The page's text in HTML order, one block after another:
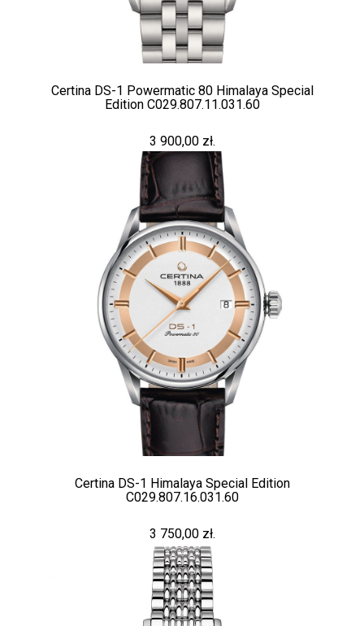
Certina DS-1 Powermatic 80 Himalaya Special
Edition C029.807.11.031.60
3 900,00 zł.
Certina DS-1 Himalaya Special Edition
C029.807.16.031.60
3 750,00 zł.